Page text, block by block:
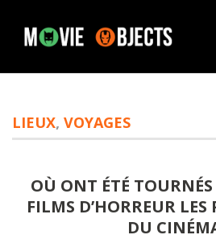
LIEUX, VOYAGES
OÙ ONT ÉTÉ
FILMS D’HORREUR LES
DU